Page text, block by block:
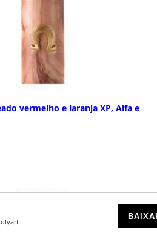
vermelho e laranja XP, Alfa e